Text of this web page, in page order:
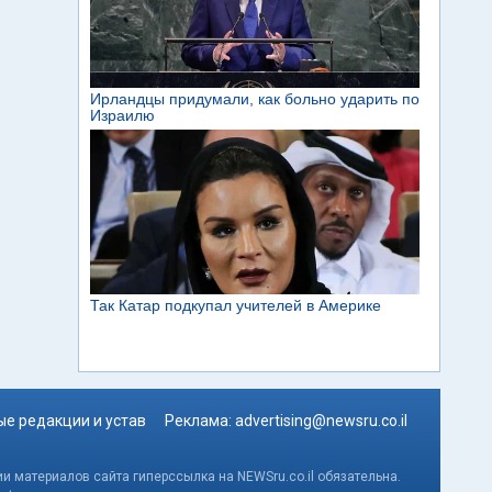
редакции и устав Реклама: advertising@newsru.co.il
сайта гиперссылка на NEWSru.co.il обязательна.